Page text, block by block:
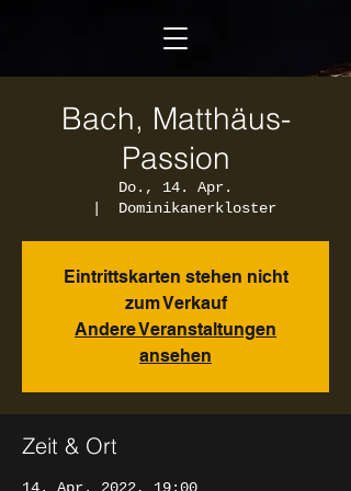
Bach, Matthäus-
Passion
Do., 14. Apr.
Dominikanerkloster
Eintrittskarten stehen nicht
zum Verkauf
Andere Veranstaltungen
ansehen
Zeit & Ort